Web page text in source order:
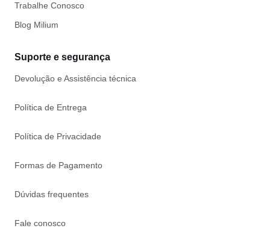
Trabalhe Conosco
Blog Milium
Suporte e segurança
Devolução e Assistência técnica
Política de Entrega
Política de Privacidade
Formas de Pagamento
Dúvidas frequentes
Fale conosco